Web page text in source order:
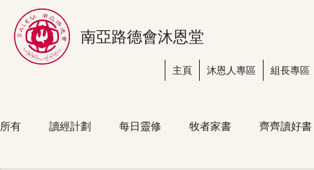
南亞路德會沐恩堂
主頁 沐恩人專區 組長專區
所有 讀經計劃 每日靈修 牧者家書 齊齊讀好書